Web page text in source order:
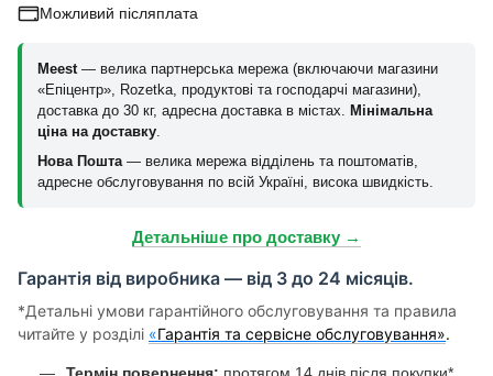
Можливий післяплата
Meest — велика партнерська мережа (включаючи магазини
«Епіцентр», Rozetka, продуктові та господарчі магазини),
доставка до 30 кг, адресна доставка в містах. Мінімальна
ціна на доставку
Нова Пошта — велика мережа відділень та поштоматів,
адресне обслуговування по всій Україні, висока швидкість.
Детальніше про доставку →
Гарантія від виробника — від 3 до 24 місяців.
*Детальні умови гарантійного обслуговування та правила
читайте у розділі «Гарантія та сервісне обслуговування».
Термін повернення: протягом 14 днів після покупки*.